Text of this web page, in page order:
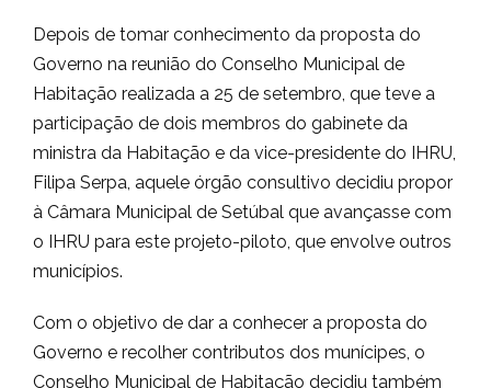
Depois de tomar conhecimento da proposta do
Governo na reunião do Conselho Municipal de
Habitação realizada a 25 de setembro, que teve a
participação de dois membros do gabinete da
ministra da Habitação e da vice-presidente do IHRU,
Filipa Serpa, aquele órgão consultivo decidiu propor
à Câmara Municipal de Setúbal que avançasse com
o IHRU para este projeto-piloto, que envolve outros
municípios.
Com o objetivo de dar a conhecer a proposta do
Governo e recolher contributos dos munícipes, o
Conselho Municipal de Habitação decidiu também